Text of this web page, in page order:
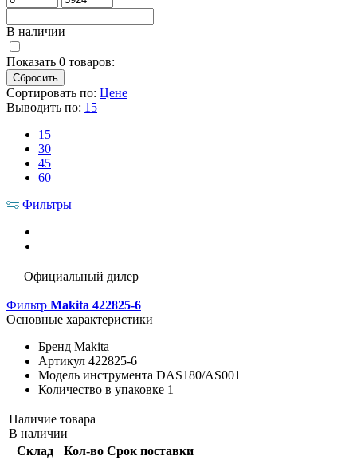
В наличии
Показать 0 товаров:
Сортировать по: Цене
Выводить по: 15
15
30
45
60
Фильтры
Официальный дилер
Фильтр Makita 422825-6
Основные характеристики
Бренд Makita
Артикул 422825-6
Модель инструмента DAS180/AS001
Количество в упаковке 1
Наличие товара
В наличии
Склад
Кол-во Срок поставки